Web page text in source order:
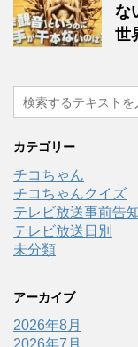
な
世
カテゴリー
チコちゃん
チコちゃんクイズ
テレビ放送事前告
テレビ放送日別
未分類
アーカイブ
2026年8月
2026年7月